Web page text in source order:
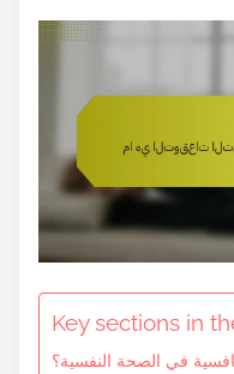
Key sections in
في الصحة النفسية؟